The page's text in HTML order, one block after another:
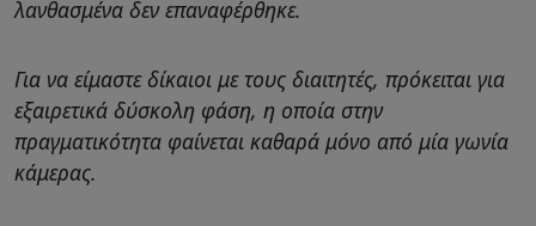
λανθασμένα δεν επαναφέρθηκε.
Για να είμαστε δίκαιοι με τους διαιτητές, πρόκειται για
εξαιρετικά δύσκολη φάση, η οποία στην
πραγματικότητα φαίνεται καθαρά μόνο από μία γωνία
κάμερας.